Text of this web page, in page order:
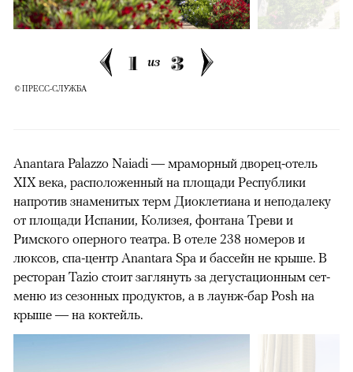
1 из 3
© ПРЕСС-СЛУЖБА
Anantara Palazzo Naiadi — мраморный дворец-отель
XIX века, расположенный на площади Республики
напротив знаменитых терм Диоклетиана и неподалеку
от площади Испании, Колизея, фонтана Треви и
Римского оперного театра. В отеле 238 номеров и
люксов, спа-центр Anantara Spa и бассейн не крыше. В
ресторан Tazio стоит заглянуть за дегустационным сет-
меню из сезонных продуктов, а в лаунж-бар Posh на
крыше — на коктейль.